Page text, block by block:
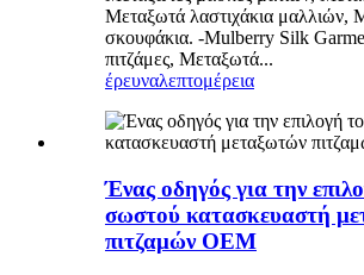
Μεταξωτά λαστιχάκια μαλλιών,
σκουφάκια. -Mulberry Silk
πιτζάμες, Μεταξωτά...
έρευναλεπτομέρεια
Ένας οδηγός για την
σωστού κατασκευαστή
πιτζαμών OEM